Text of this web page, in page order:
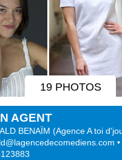
19 PHOTOS
AGENT
BENAÏM (Agence A toi